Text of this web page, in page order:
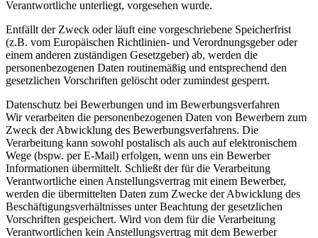
Verantwortliche unterliegt, vorgesehen wurde.
Entfällt der Zweck oder läuft eine vorgeschriebene Speicherfrist
(z.B. vom Europäischen Richtlinien- und Verordnungsgeber oder
einem anderen zuständigen Gesetzgeber) ab, werden die
personenbezogenen Daten routinemäßig und entsprechend den
gesetzlichen Vorschriften gelöscht oder zumindest gesperrt.
Datenschutz bei Bewerbungen und im Bewerbungsverfahren
Wir verarbeiten die personenbezogenen Daten von Bewerbern zum
Zweck der Abwicklung des Bewerbungsverfahrens. Die
Verarbeitung kann sowohl postalisch als auch auf elektronischem
Wege (bspw. per E-Mail) erfolgen, wenn uns ein Bewerber
Informationen übermittelt. Schließt der für die Verarbeitung
Verantwortliche einen Anstellungsvertrag mit einem Bewerber,
werden die übermittelten Daten zum Zwecke der Abwicklung des
Beschäftigungsverhältnisses unter Beachtung der gesetzlichen
Vorschriften gespeichert. Wird von dem für die Verarbeitung
Verantwortlichen kein Anstellungsvertrag mit dem Bewerber